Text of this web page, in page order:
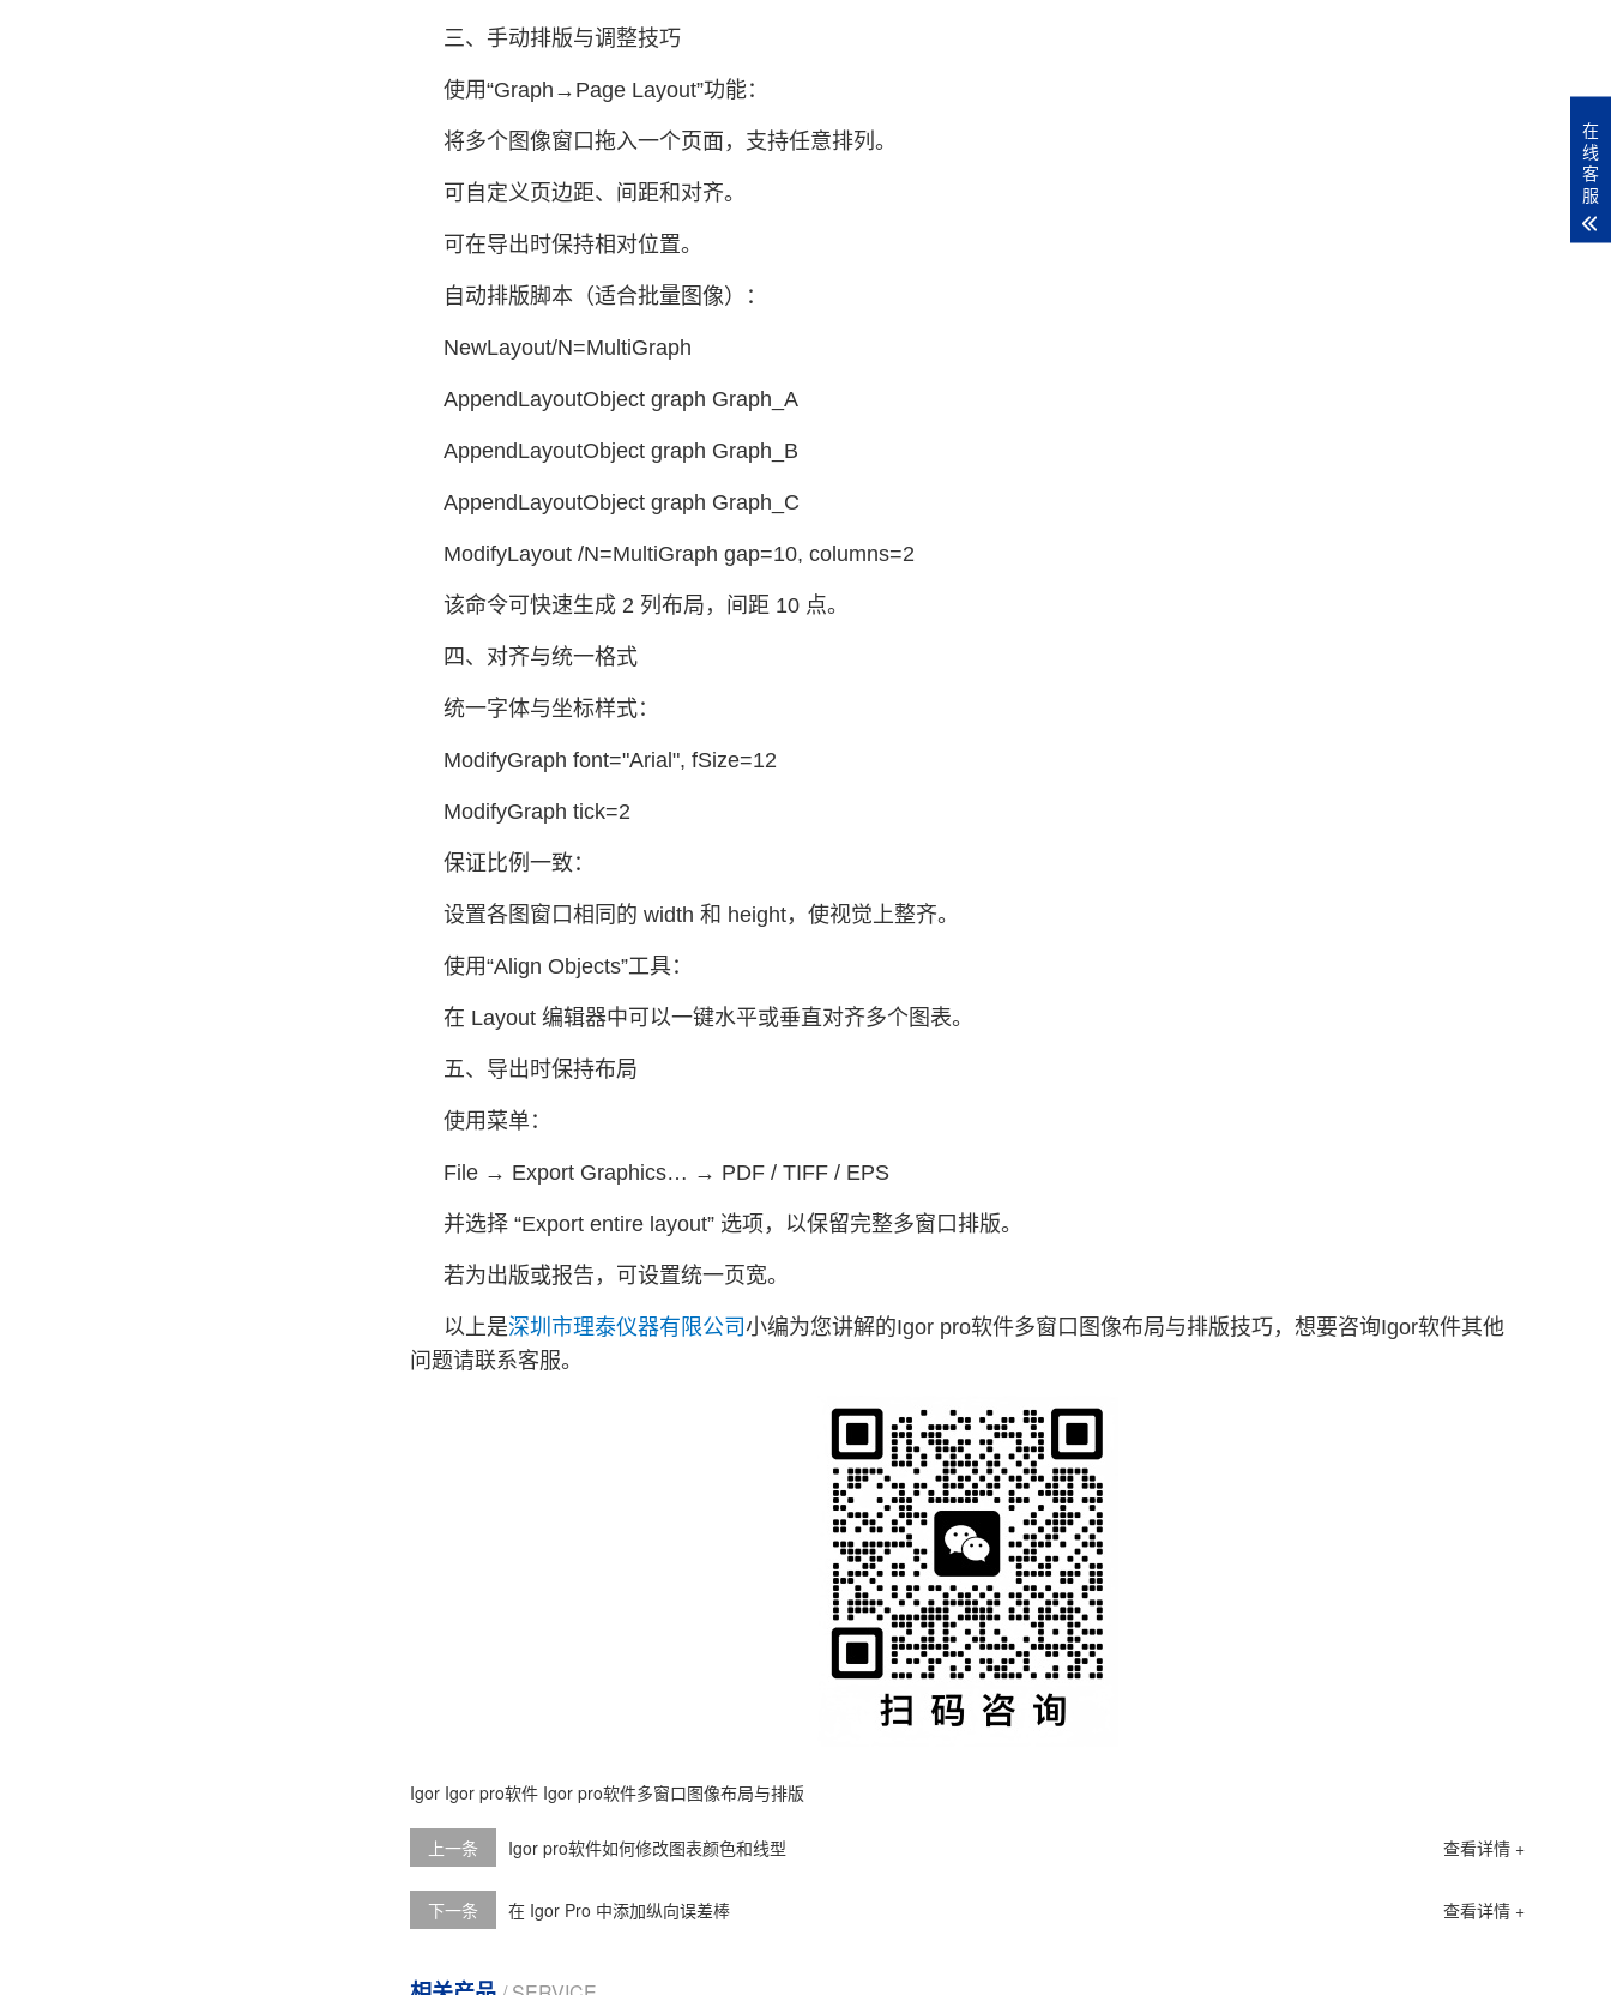
三、手动排版与调整技巧
使用“Graph→Page Layout”功能：
将多个图像窗口拖入一个页面，支持任意排列。
可自定义页边距、间距和对齐。
可在导出时保持相对位置。
自动排版脚本（适合批量图像）：
NewLayout/N=MultiGraph
AppendLayoutObject graph Graph_A
AppendLayoutObject graph Graph_B
AppendLayoutObject graph Graph_C
ModifyLayout /N=MultiGraph gap=10, columns=2
该命令可快速生成 2 列布局，间距 10 点。
四、对齐与统一格式
统一字体与坐标样式：
ModifyGraph font="Arial", fSize=12
ModifyGraph tick=2
保证比例一致：
设置各图窗口相同的 width 和 height，使视觉上整齐。
使用“Align Objects”工具：
在 Layout 编辑器中可以一键水平或垂直对齐多个图表。
五、导出时保持布局
使用菜单：
File → Export Graphics… → PDF / TIFF / EPS
并选择 “Export entire layout” 选项，以保留完整多窗口排版。
若为出版或报告，可设置统一页宽。
以上是深圳市理泰仪器有限公司 小编为您讲解的Igor pro软件多窗口图像布局与排版技巧，想要咨询Igor软件其他
问题请联系客服。
Igor Igor pro软件 Igor pro软件多窗口图像布局与排版
上一条 查看详情 +
Igor pro软件如何修改图表颜色和线型
下一条 查看详情 +
在 Igor Pro 中添加纵向误差棒
在
线
客
服